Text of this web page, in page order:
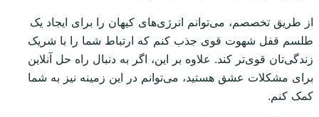
از طریق تخصصم، می‌توانم انرژی‌های کیهان را برای ایجاد یک
طلسم قفل شهوت قوی جذب کنم که ارتباط شما را با شریک
زندگی‌تان قوی‌تر کند. علاوه بر این، اگر به دنبال راه حل آنلاین
برای مشکلات عشق هستید، می‌توانم در این زمینه نیز به شما
کمک کنم.